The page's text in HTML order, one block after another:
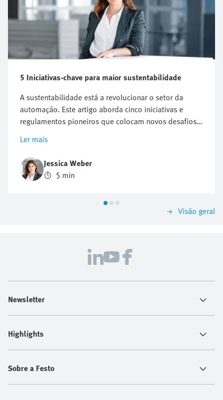
5 Iniciativas-chave para maior sustentabilidade
A sustentabilidade está a revolucionar o setor da
automação. Este artigo aborda cinco iniciativas e
regulamentos pioneiros que colocam novos desafios
oportunidades para a inovação e o crescimento.
Descubra por que agir proativamente em
sustentabilidade pode ser crucial para o sucesso
futuro da empresa.
Ler mais
Jessica Weber
5 min
Visão geral
Newsletter
Highlights
Sobre a Festo